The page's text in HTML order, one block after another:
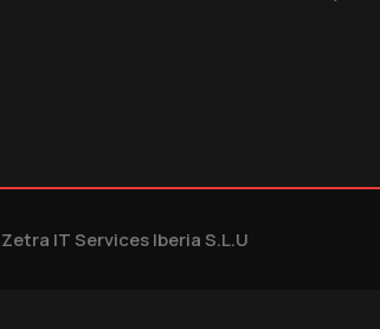
IT Services Iberia S.L.U